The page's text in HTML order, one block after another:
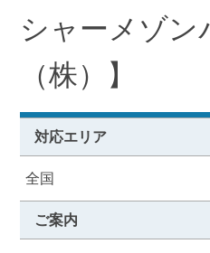
シャーメゾン
（株）】
対応エリア
全国
ご案内